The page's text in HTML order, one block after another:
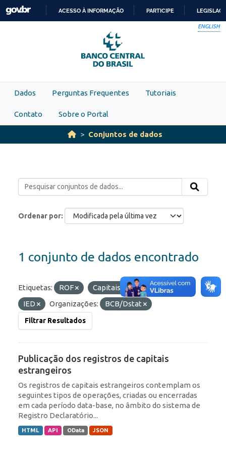
Skip to main content
PARA
O
CONTEÚDO
ACESSO À INFORMAÇÃO PARTICIPE
ENGLISH
Dados Perguntas Frequentes Tutoriais
Contato Sobre o Portal
Conjuntos de dados
Ordenar por
1 conjunto de dados encontrado
Etiquetas: ROF
Capitais Estrangeiros
IED
Organizações: BCB/Dstat
Filtrar Resultados
Publicação dos registros de capitais
estrangeiros
Os registros de capitais estrangeiros contemplam os
seguintes tipos de operações, criadas ou encerradas
em cada período data-base, no âmbito do sistema de
Registro Declaratório...
HTML API OData JSON